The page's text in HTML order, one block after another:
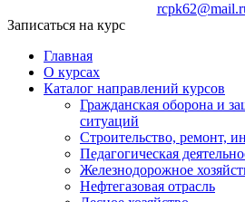
Записаться на курс
Главная
О курсах
Каталог направлений курсов
Гражданская оборона и
ситуаций
Строительство, ремонт,
Педагогическая
Железнодорожное
Нефтегазовая отрасль